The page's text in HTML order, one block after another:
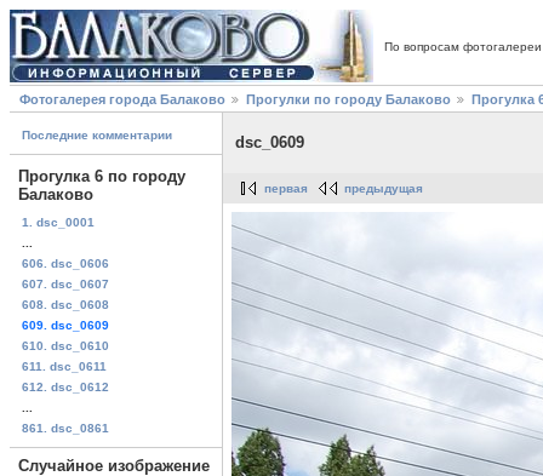
По вопросам
Фотогалерея города Балаково Прогулки по городу Балаково Прогулка
Последние комментарии
Прогулка 6 по городу
Балаково
1. dsc_0001
606. dsc_0606
607. dsc_0607
608. dsc_0608
609. dsc_0609
610. dsc_0610
611. dsc_0611
612. dsc_0612
861. dsc_0861
Случайное изображение
dsc_0609
первая предыдущая